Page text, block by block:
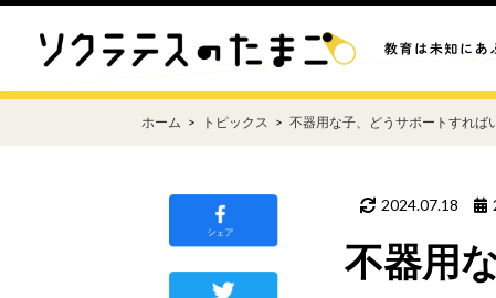
ホーム トピックス 不器用な子、どうサポートすれば
2024.07.18
不器用